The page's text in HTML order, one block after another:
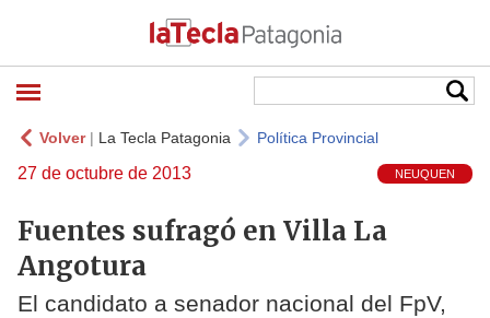
Volver| La Tecla Patagonia Política Provincial
27 de octubre de 2013 NEUQUEN
Fuentes sufragó en Villa La
Angotura
El candidato a senador nacional del FpV,